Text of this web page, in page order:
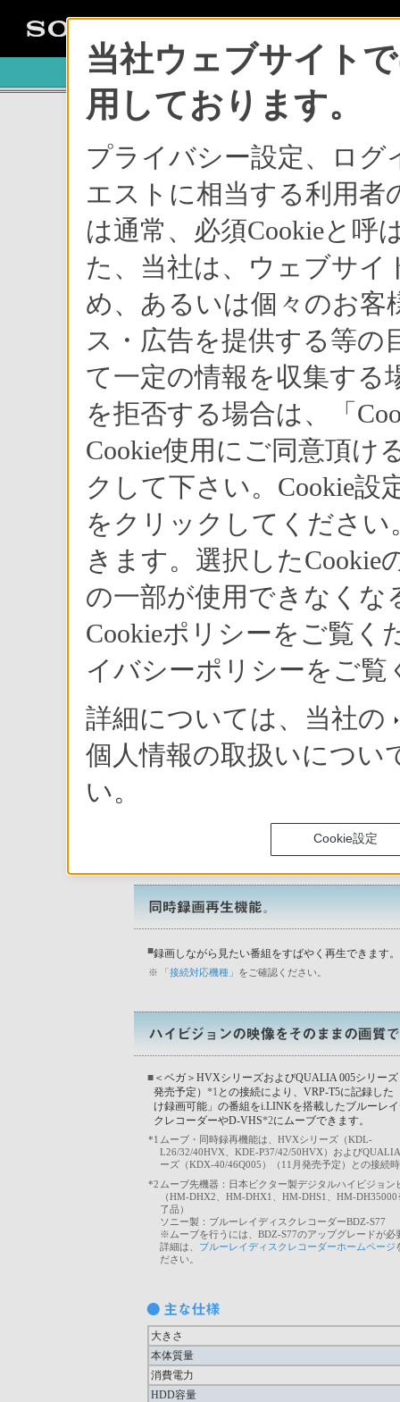
■地上デジタル放送/BS・110度CSデジタル放送をデ
■HD放送（デジタルハイビジョン放送）で約17時
※ 「接続対応機種」をご確認ください。
ルチューナー ※
のリモコンから
操作できます。
※ 「接続対応機種」 をご確認ください。
■録画しながら見たい番組をすばやく再生できます。
※ 「接続対応機種」 をご確認ください。
■ ＜ベガ＞HVXシリーズおよびQUALIA 005シリーズ
発売予定） *1 との接続により、VRP-T5に記録した
け録画可能」の番組をi.LINKを搭載したブルーレ
クレコーダーやD-VHS*2にムーブできます。
*1 ムーブ・同時録再機能は、HVXシリーズ（KDL-
L26/32/40HVX、KDE-P37/42/50HVX）および
ーズ（KDX-40/46Q005）（11月発売予定）との接続
*2 ムーブ先機器：日本ビクター製デジタルハイビジョン
（HM-DHX2、HM-DHX1、HM-DHS1、HM-
了品）
ソニー製：ブルーレイディスクレコーダーBDZ-S77
※ムーブを行うには、BDZ-S77のアップグレードが必
詳細は、 ブルーレイディスクレコーダーホームページ
ださい。
大きさ
本体質量
消費電力
HDD容量
当社ウェブサイト
用しております。
プライバシー設定、ロ
エストに相当する利用者
は通常、必須Cookieと呼
た、当社は、ウェブサ
め、あるいは個々のお
ス・広告を提供する等の
て一定の情報を収集する
を拒否する場合は、「
Cookie使用にご同意頂け
クして下さい。Cookie設
をクリックしてください
きます。選択した
の一部が使用できなくな
Cookieポリシーをご覧
イバシーポリシーをご覧
詳細については、当社の
個人情報の取扱いについ
い。
Cookie設定